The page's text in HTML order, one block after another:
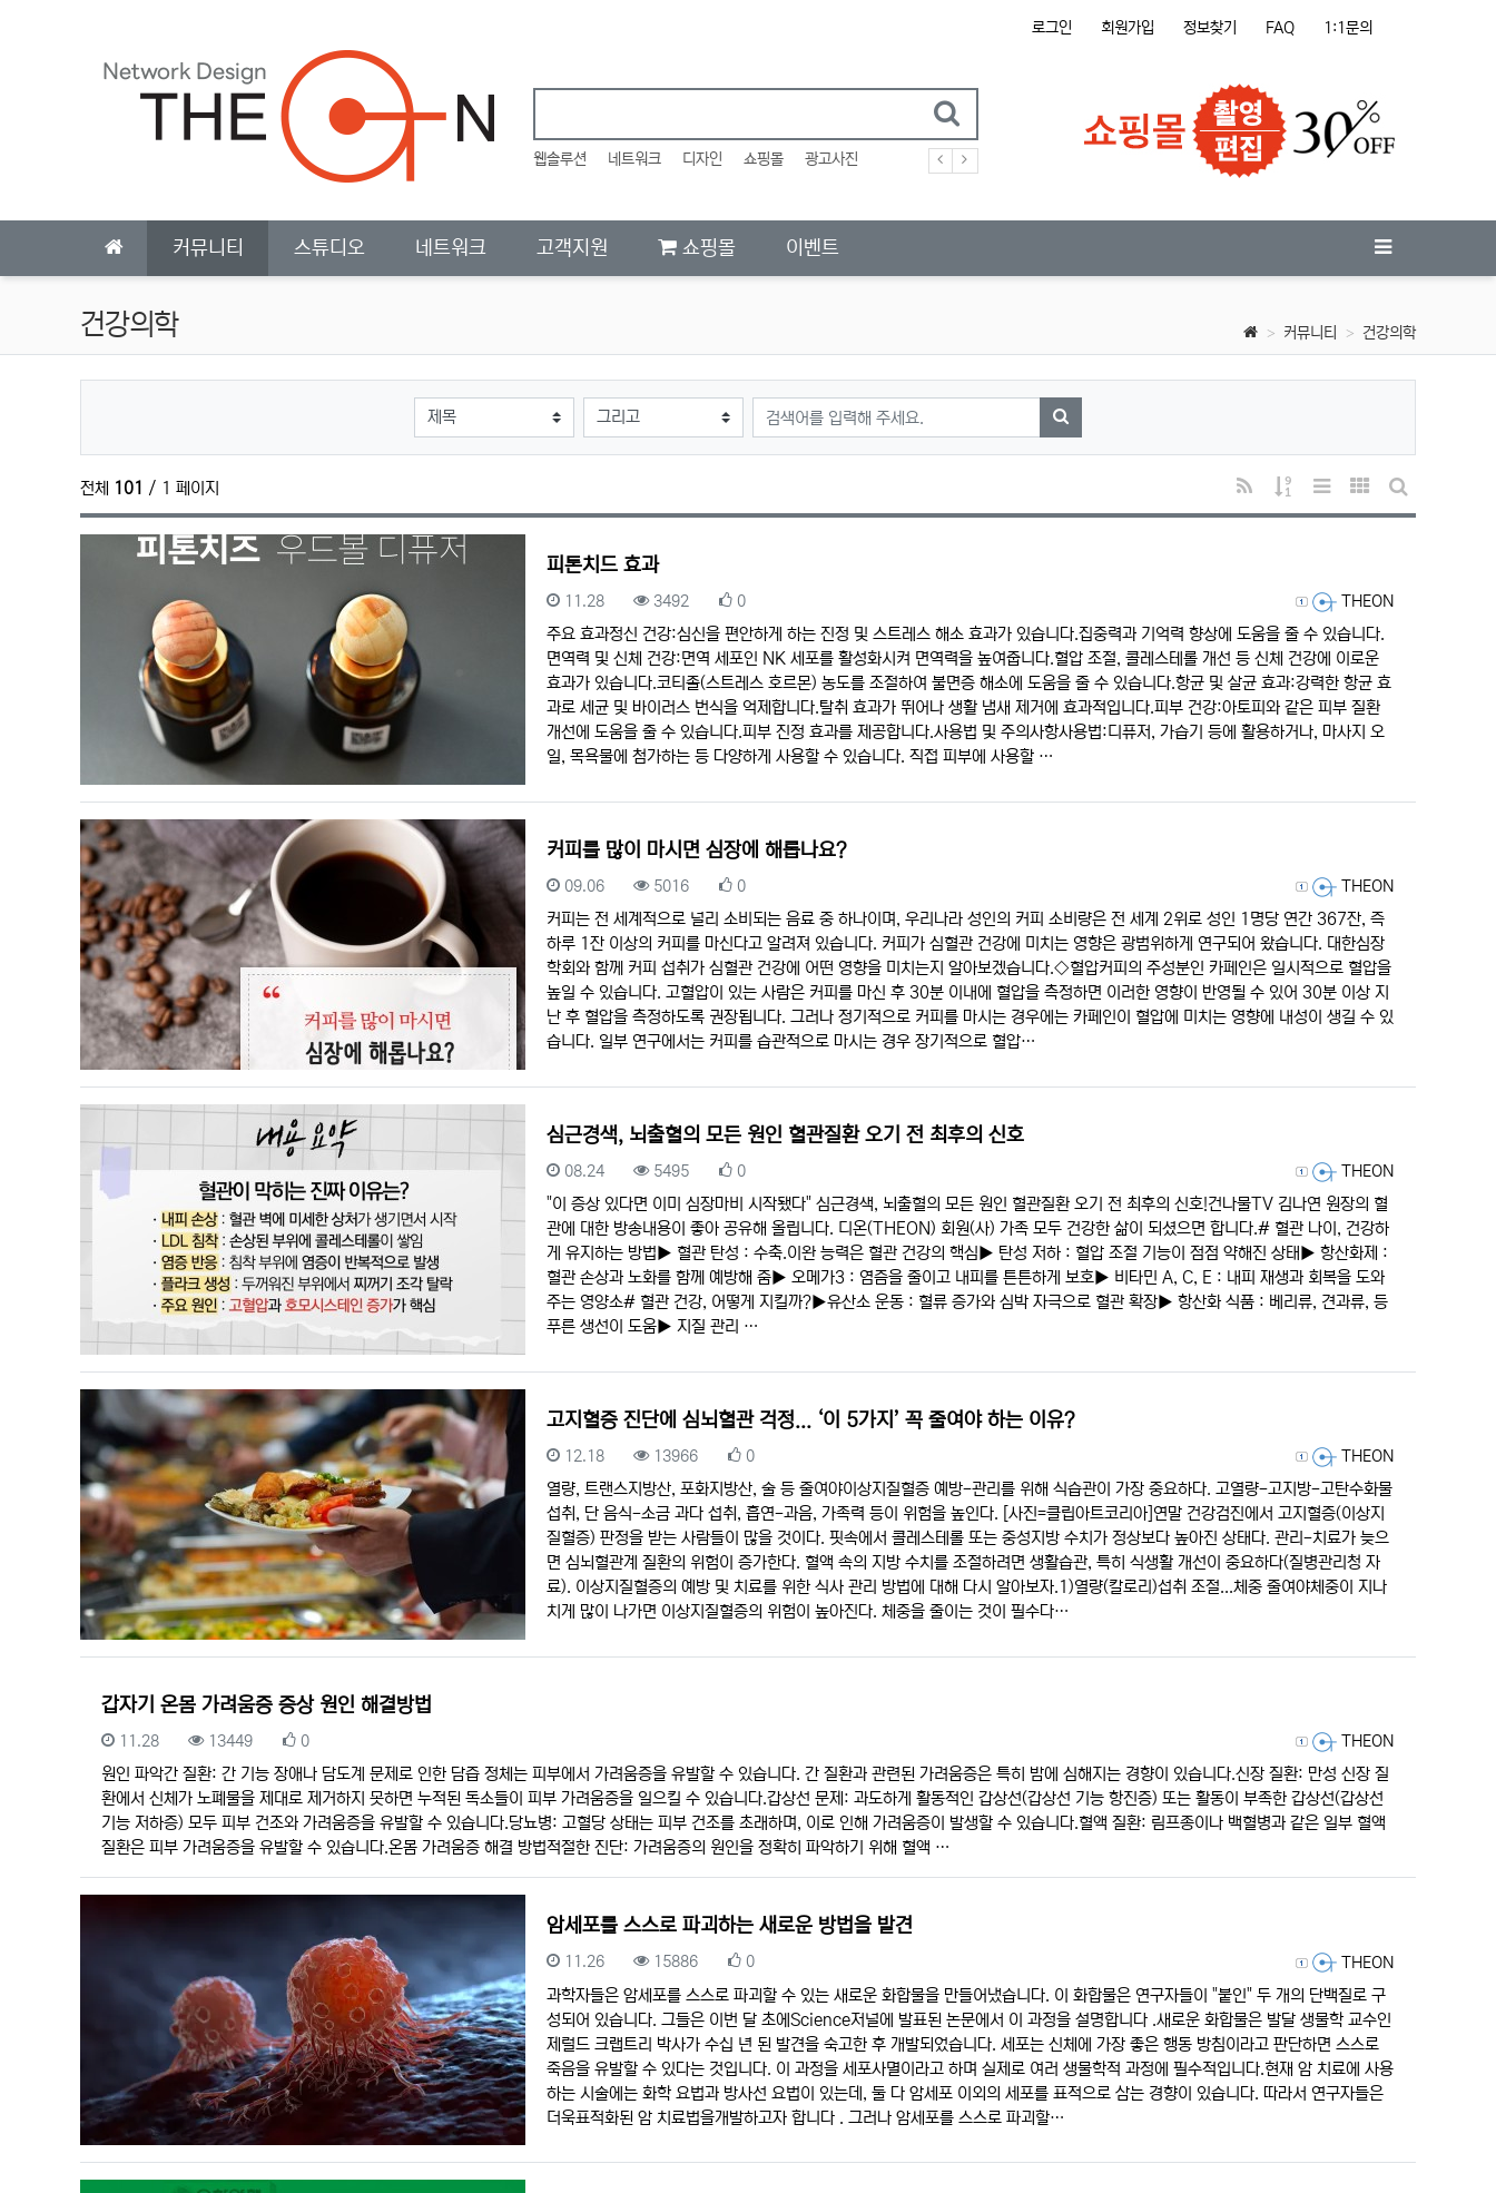
로그인 회원가입 정보찾기 FAQ 1:1문의
웹솔루션 네트워크 디자인 쇼핑몰 광고사진
커뮤니티 스튜디오 네트워크 고객지원 쇼핑몰 이벤트
건강의학 커뮤니티 건강의학
검색대상
검색어
검색하기
전체 101 / 1 페이지 RSS
게시물 정렬
리스트 스타일
갤러리 스타일
게시판 검색
피톤치드 효과
등록자 THEON
등록일
11.28 조회
3492 추천
0
주요 효과정신 건강:심신을 편안하게 하는 진정 및 스트레스 해소 효과가 있습니다.집중력과 기억력 향상에 도움을 줄 수 있습니다.
면역력 및 신체 건강:면역 세포인 NK 세포를 활성화시켜 면역력을 높여줍니다.혈압 조절, 콜레스테롤 개선 등 신체 건강에 이로운
효과가 있습니다.코티졸(스트레스 호르몬) 농도를 조절하여 불면증 해소에 도움을 줄 수 있습니다.항균 및 살균 효과:강력한 항균 효
과로 세균 및 바이러스 번식을 억제합니다.탈취 효과가 뛰어나 생활 냄새 제거에 효과적입니다.피부 건강:아토피와 같은 피부 질환
개선에 도움을 줄 수 있습니다.피부 진정 효과를 제공합니다.사용법 및 주의사항사용법:디퓨저, 가습기 등에 활용하거나, 마사지 오
일, 목욕물에 첨가하는 등 다양하게 사용할 수 있습니다. 직접 피부에 사용할 …
커피를 많이 마시면 심장에 해롭나요?
등록자 THEON
등록일
09.06 조회
5016 추천
0
커피는 전 세계적으로 널리 소비되는 음료 중 하나이며, 우리나라 성인의 커피 소비량은 전 세계 2위로 성인 1명당 연간 367잔, 즉
하루 1잔 이상의 커피를 마신다고 알려져 있습니다. 커피가 심혈관 건강에 미치는 영향은 광범위하게 연구되어 왔습니다. ​대한심장
학회와 함께 커피 섭취가 심혈관 건강에 어떤 영향을 미치는지 알아보겠습니다.​◇혈압커피의 주성분인 카페인은 일시적으로 혈압을
높일 수 있습니다. 고혈압이 있는 사람은 커피를 마신 후 30분 이내에 혈압을 측정하면 이러한 영향이 반영될 수 있어 30분 이상 지
난 후 혈압을 측정하도록 권장됩니다. 그러나 정기적으로 커피를 마시는 경우에는 카페인이 혈압에 미치는 영향에 내성이 생길 수 있
습니다. 일부 연구에서는 커피를 습관적으로 마시는 경우 장기적으로 혈압…
심근경색, 뇌출혈의 모든 원인 혈관질환 오기 전 최후의 신호
등록자 THEON
등록일
08.24 조회
5495 추천
0
"이 증상 있다면 이미 심장마비 시작됐다" 심근경색, 뇌출혈의 모든 원인 혈관질환 오기 전 최후의 신호!건나물TV 김나연 원장의 혈
관에 대한 방송내용이 좋아 공유해 올립니다. 디온(THEON) 회원(사) 가족 모두 건강한 삶이 되셨으면 합니다.# 혈관 나이, 건강하
게 유지하는 방법▶︎ 혈관 탄성 : 수축.이완 능력은 혈관 건강의 핵심▶︎ 탄성 저하 : 혈압 조절 기능이 점점 약해진 상태▶︎ 항산화제 :
혈관 손상과 노화를 함께 예방해 줌▶︎ 오메가3 : 염즘을 줄이고 내피를 튼튼하게 보호▶︎ 비타민 A, C, E : 내피 재생과 회복을 도와
주는 영양소# 혈관 건강, 어떻게 지킬까?▶︎유산소 운동 : 혈류 증가와 심박 자극으로 혈관 확장▶︎ 항산화 식품 : 베리류, 견과류, 등
푸른 생선이 도움▶︎ 지질 관리 …
고지혈증 진단에 심뇌혈관 걱정... ‘이 5가지’ 꼭 줄여야 하는 이유?
등록자 THEON
등록일
12.18 조회
13966 추천
0
열량, 트랜스지방산, 포화지방산, 술 등 줄여야이상지질혈증 예방-관리를 위해 식습관이 가장 중요하다. 고열량-고지방-고탄수화물
섭취, 단 음식-소금 과다 섭취, 흡연-과음, 가족력 등이 위험을 높인다. [사진=클립아트코리아]연말 건강검진에서 고지혈증(이상지
질혈증) 판정을 받는 사람들이 많을 것이다. 핏속에서 콜레스테롤 또는 중성지방 수치가 정상보다 높아진 상태다. 관리-치료가 늦으
면 심뇌혈관계 질환의 위험이 증가한다. 혈액 속의 지방 수치를 조절하려면 생활습관, 특히 식생활 개선이 중요하다(질병관리청 자
료). 이상지질혈증의 예방 및 치료를 위한 식사 관리 방법에 대해 다시 알아보자.1)열량(칼로리)섭취 조절...체중 줄여야체중이 지나
치게 많이 나가면 이상지질혈증의 위험이 높아진다. 체중을 줄이는 것이 필수다…
갑자기 온몸 가려움증 증상 원인 해결방법
등록자 THEON
등록일
11.28 조회
13449 추천
0
원인 파악간 질환: 간 기능 장애나 담도계 문제로 인한 담즙 정체는 피부에서 가려움증을 유발할 수 있습니다. 간 질환과 관련된 가려움증은 특히 밤에 심해지는 경향이 있습니다.신장 질환: 만성 신장 질
환에서 신체가 노폐물을 제대로 제거하지 못하면 누적된 독소들이 피부 가려움증을 일으킬 수 있습니다.갑상선 문제: 과도하게 활동적인 갑상선(갑상선 기능 항진증) 또는 활동이 부족한 갑상선(갑상선
기능 저하증) 모두 피부 건조와 가려움증을 유발할 수 있습니다.당뇨병: 고혈당 상태는 피부 건조를 초래하며, 이로 인해 가려움증이 발생할 수 있습니다.혈액 질환: 림프종이나 백혈병과 같은 일부 혈액
질환은 피부 가려움증을 유발할 수 있습니다.온몸 가려움증 해결 방법적절한 진단: 가려움증의 원인을 정확히 파악하기 위해 혈액 …
암세포를 스스로 파괴하는 새로운 방법을 발견
등록자 THEON
등록일
11.26 조회
15886 추천
0
과학자들은 암세포를 스스로 파괴할 수 있는 새로운 화합물을 만들어냈습니다. 이 화합물은 연구자들이 "붙인" 두 개의 단백질로 구
성되어 있습니다. 그들은 이번 달 초에Science저널에 발표된 논문에서 이 과정을 설명합니다 .새로운 화합물은 발달 생물학 교수인
제럴드 크랩트리 박사가 수십 년 된 발견을 숙고한 후 개발되었습니다. 세포는 신체에 가장 좋은 행동 방침이라고 판단하면 스스로
죽음을 유발할 수 있다는 것입니다. 이 과정을 세포사멸이라고 하며 실제로 여러 생물학적 과정에 필수적입니다.현재 암 치료에 사용
하는 시술에는 화학 요법과 방사선 요법이 있는데, 둘 다 암세포 이외의 세포를 표적으로 삼는 경향이 있습니다. 따라서 연구자들은
더욱표적화된 암 치료법을개발하고자 합니다 . 그러나 암세포를 스스로 파괴할…